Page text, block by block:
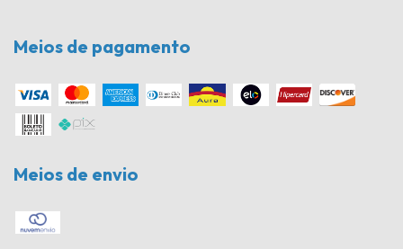
Meios de pagamento
Meios de envio